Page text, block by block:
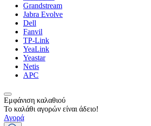
Grandstream
Jabra Evolve
Dell
Fanvil
TP-Link
YeaLink
Yeastar
Netis
APC
Εμφάνιση καλαθιού
Το καλάθι αγορών είναι άδειο!
Αγορά